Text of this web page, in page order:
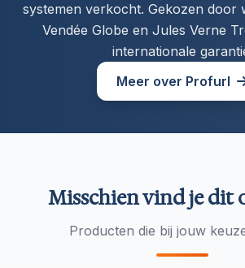
systemen verkocht. Gekozen door
Vendée Globe en Jules Verne
internationale
Meer over Profurl
Misschien vind je dit
Producten die bij jouw